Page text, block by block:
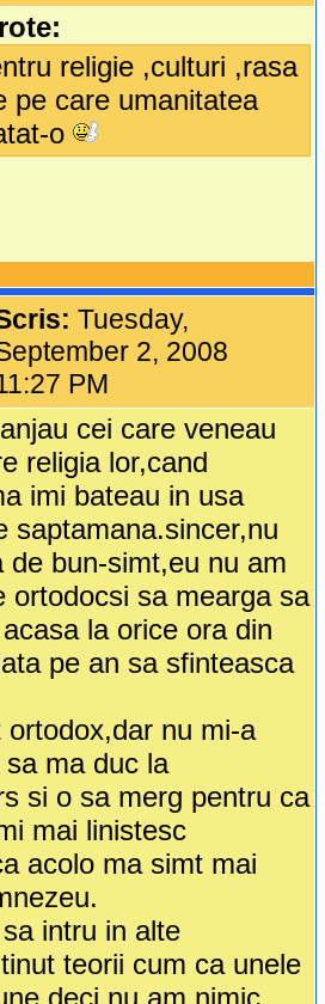
religie ,culturi ,rasa
pe care umanitatea
o
Tuesday,
2, 2008
PM
cei care veneau
religia lor,cand
imi bateau in usa
saptamana.sincer,nu
de bun-simt,eu nu am
ortodocsi sa mearga sa
la orice ora din
pe an sa sfinteasca
nu mi-a
ma duc la
si o sa merg pentru ca
mai linistesc
acolo ma simt mai
intru in alte
teorii cum ca unele